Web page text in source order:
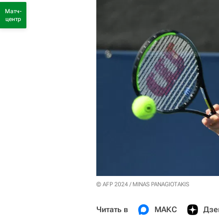
© AFP 2024 / MINAS PANAGIOTAKIS
Читать в МАКС
Матч-
центр